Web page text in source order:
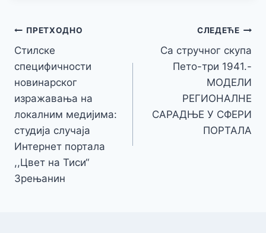
Кретање
чланка
ПРЕТХОДНО
Стилске
специфичности
новинарског
изражавања на
локалним медијима:
студија случаја
Интернет портала
,,Цвет на Тиси“
Зрењанин
СЛЕДЕЋЕ
Са стручног скупа
Пето-три 1941.-
МОДЕЛИ
РЕГИОНАЛНЕ
САРАДЊЕ У СФЕРИ
ПОРТАЛА